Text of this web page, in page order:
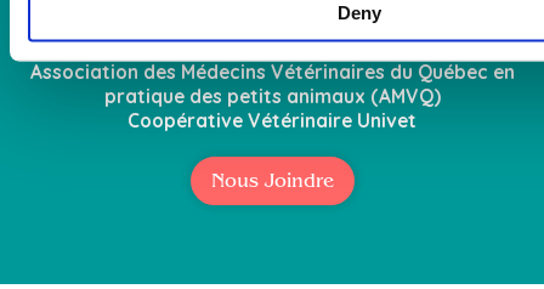
Deny
Membre de : Ordre des Médecins Vétérinaires du
Québec (OMVQ)
Association des Médecins Vétérinaires du Québec en
pratique des petits animaux (AMVQ)
Coopérative Vétérinaire Univet
Nous Joindre